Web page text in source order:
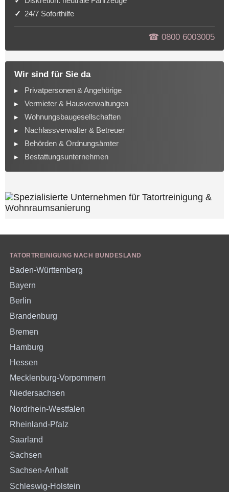
24/7 Soforthilfe
☎︎ 0800 6003005
Wir sind für Sie da
Privatpersonen & Angehörige
Vermieter & Hausverwaltungen
Wohnungsbaugesellschaften
Nachlassverwalter & Betreuer
Behörden & Ordnungsämter
Bestattungsunternehmen
TATORTREINIGUNG NACH BUNDESLAND
Baden-Württemberg
Bayern
Berlin
Brandenburg
Bremen
Hamburg
Hessen
Mecklenburg-Vorpommern
Niedersachsen
Nordrhein-Westfalen
Rheinland-Pfalz
Saarland
Sachsen
Sachsen-Anhalt
Schleswig-Holstein